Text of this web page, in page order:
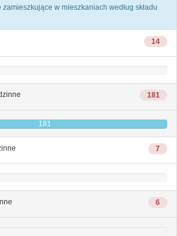
w mieszkaniach według składu
14
181
181
7
6